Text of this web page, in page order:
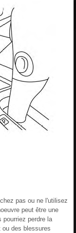
pas ou ne l'utilisez
peut être une
perdre la
des blessures